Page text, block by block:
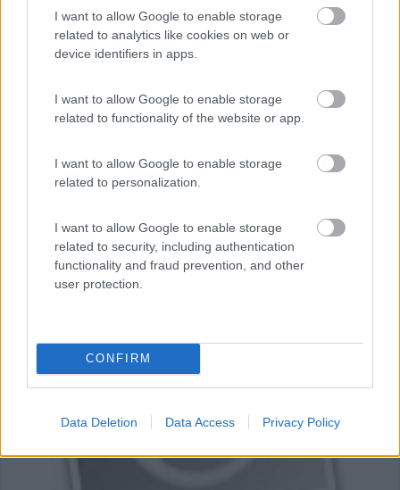
I want to allow Google to enable storage
related to analytics like cookies on web or
device identifiers in apps.
I want to allow Google to enable storage
related to functionality of the website or app.
I want to allow Google to enable storage
related to personalization.
I want to allow Google to enable storage
related to security, including authentication
functionality and fraud prevention, and other
user protection.
CONFIRM
Data Deletion Data Access Privacy Policy
Campeggio
Il Castagneto
Aisone (CN) - 21.1km
Loc. Forani 1